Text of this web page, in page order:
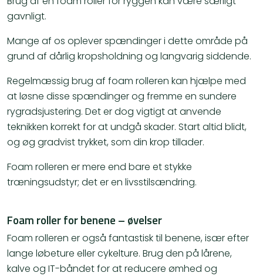
gavnligt.
Mange af os oplever spændinger i dette område på
grund af dårlig kropsholdning og langvarig siddende.
Regelmæssig brug af foam rolleren kan hjælpe med
at løsne disse spændinger og fremme en sundere
rygradsjustering. Det er dog vigtigt at anvende
teknikken korrekt for at undgå skader. Start altid blidt,
og øg gradvist trykket, som din krop tillader.
Foam rolleren er mere end bare et stykke
træningsudstyr; det er en livsstilsændring.
Foam roller for benene – øvelser
Foam rolleren er også fantastisk til benene, især efter
lange løbeture eller cykelture. Brug den på lårene,
kalve og IT-båndet for at reducere ømhed og